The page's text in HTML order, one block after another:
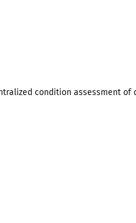
condition assessment of